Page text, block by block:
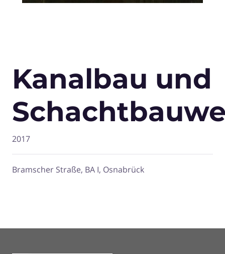
Kanalbau und
2017
Bramscher Straße, BA I, Osnabrück